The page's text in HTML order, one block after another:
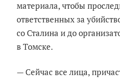
материала, чтобы
ответственных за
со Сталина и до
в Томске.
— Сейчас все лица,